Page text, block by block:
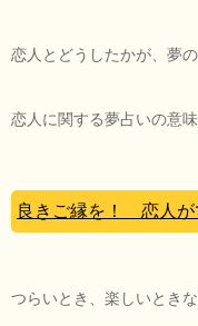
恋人とどうしたかが、夢
恋人に関する夢占いの意
良きご縁を！ 恋人が
つらいとき、楽しいとき